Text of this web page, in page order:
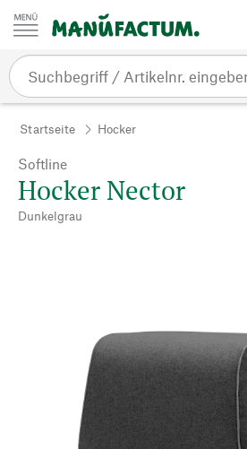
Zum Inhalt springen
Startseite Hocker
Softline
Hocker Nector
Dunkelgrau